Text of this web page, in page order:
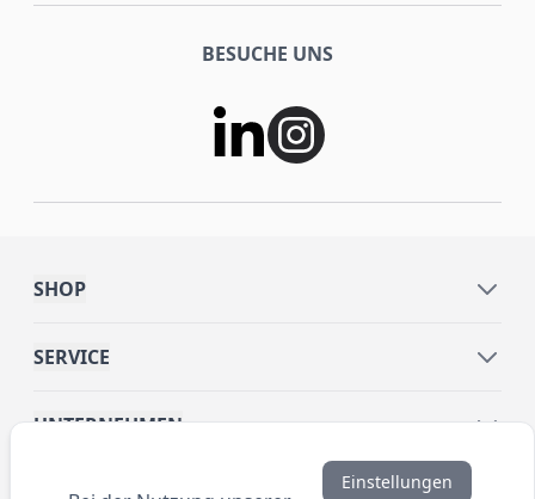
BESUCHE UNS
SHOP
SERVICE
UNTERNEHMEN
INFORMATIONEN Einstellungen